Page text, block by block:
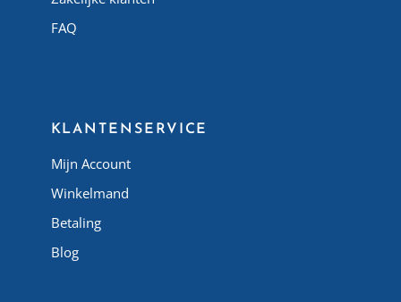
FAQ
KLANTENSERVICE
Mijn Account
Winkelmand
Betaling
Blog